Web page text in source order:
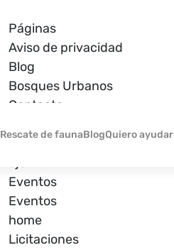
Rescate de faunaBlogQuiero ayudar
Páginas
Aviso de privacidad
Blog
Bosques Urbanos
Contacto
Educación ambiental
Eventos
Eventos
home
Licitaciones